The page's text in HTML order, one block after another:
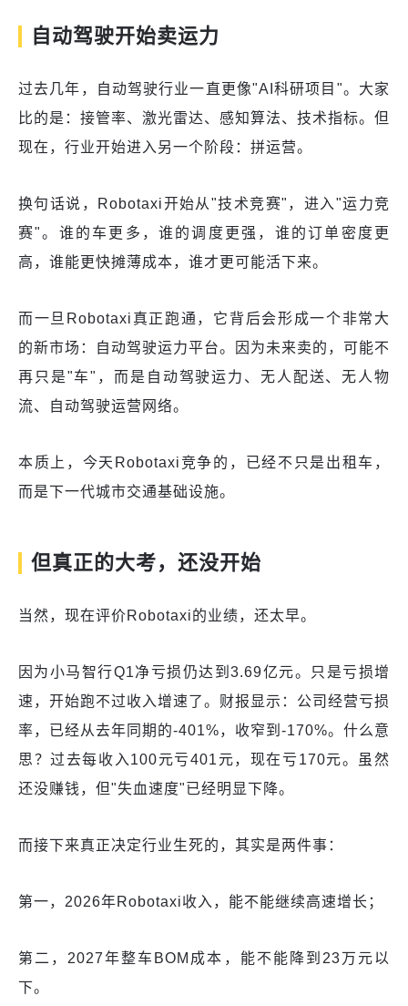
自动驾驶开始卖运力
过去几年，自动驾驶行业一直更像"AI科研项目"。大家
比的是：接管率、激光雷达、感知算法、技术指标。但
现在，行业开始进入另一个阶段：拼运营。
换句话说，Robotaxi开始从"技术竞赛"，进入"运力竞
赛"。谁的车更多，谁的调度更强，谁的订单密度更
高，谁能更快摊薄成本，谁才更可能活下来。
而一旦Robotaxi真正跑通，它背后会形成一个非常大
的新市场：自动驾驶运力平台。因为未来卖的，可能不
再只是"车"，而是自动驾驶运力、无人配送、无人物
流、自动驾驶运营网络。
本质上，今天Robotaxi竞争的，已经不只是出租车，
而是下一代城市交通基础设施。
但真正的大考，还没开始
当然，现在评价Robotaxi的业绩，还太早。
因为小马智行Q1净亏损仍达到3.69亿元。只是亏损增
速，开始跑不过收入增速了。财报显示：公司经营亏损
率，已经从去年同期的-401%，收窄到-170%。什么意
思？过去每收入100元亏401元，现在亏170元。虽然
还没赚钱，但"失血速度"已经明显下降。
而接下来真正决定行业生死的，其实是两件事：
第一，2026年Robotaxi收入，能不能继续高速增长；
第二，2027年整车BOM成本，能不能降到23万元以
下。